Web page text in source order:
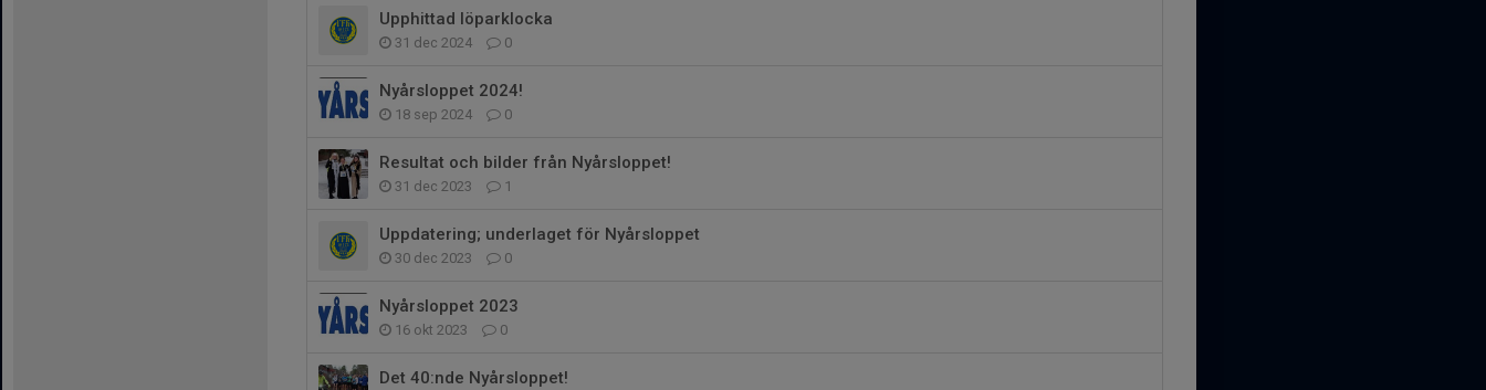
Upphittad löparklocka
31 dec 2024 0
Nyårsloppet 2024!
18 sep 2024 0
Resultat och bilder från Nyårsloppet!
31 dec 2023 1
Uppdatering; underlaget för Nyårsloppet
30 dec 2023 0
Nyårsloppet 2023
16 okt 2023 0
Det 40:nde Nyårsloppet!